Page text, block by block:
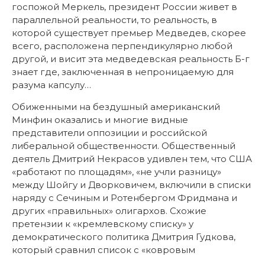
госпожой Меркель, президент России живет в
параллельной реальности, то реальность, в
которой существует премьер Медведев, скорее
всего, расположена перпендикулярно любой
другой, и висит эта медведевская реальность Б-г
знает где, заключенная в непроницаемую для
разума капсулу…
Обиженными на бездушный американский
Минфин оказались и многие видные
представители оппозиции и российской
либеральной общественности. Общественный
деятель Дмитрий Некрасов удивлен тем, что США
«работают по площадям», «не учли разницу»
между Шойгу и Дворковичем, включили в списки
наряду с Сечиным и Ротенбергом Фридмана и
других «правильных» олигархов. Схожие
претензии к «кремлевскому списку» у
демократического политика Дмитрия Гудкова,
который сравнил список с «ковровым